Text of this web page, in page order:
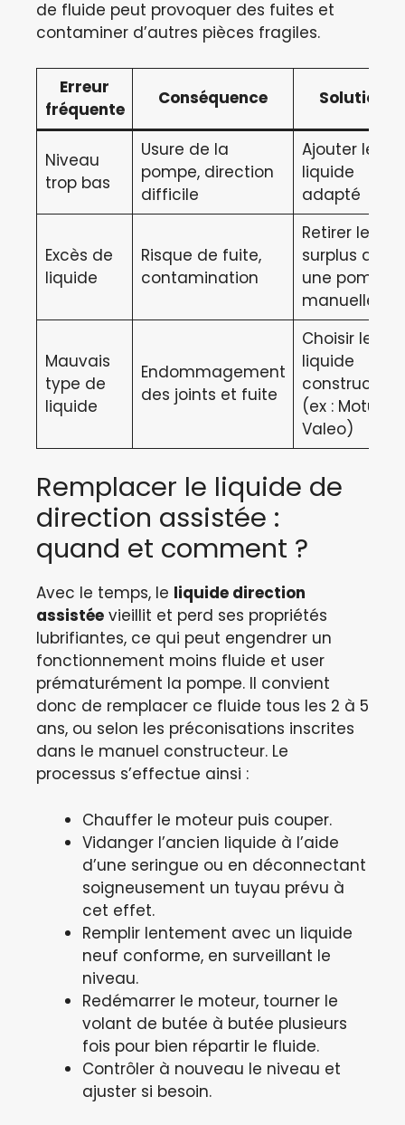
de fluide peut provoquer des fuites et
contaminer d’autres pièces fragiles.
Erreur
fréquente
Conséquence Solution
Niveau
trop bas
Usure de la
pompe, direction
difficile
Ajouter le
liquide
adapté
Excès de
liquide
Risque de fuite,
contamination
Retirer le
surplus avec
une pompe
manuelle
Mauvais
type de
liquide
Endommagement
des joints et fuite
Choisir le
liquide
constructeur
(ex : Motul,
Valeo)
Remplacer le liquide de
direction assistée :
quand et comment ?
Avec le temps, le liquide direction
assistée vieillit et perd ses propriétés
lubrifiantes, ce qui peut engendrer un
fonctionnement moins fluide et user
prématurément la pompe. Il convient
donc de remplacer ce fluide tous les 2 à 5
ans, ou selon les préconisations inscrites
dans le manuel constructeur. Le
processus s’effectue ainsi :
Chauffer le moteur puis couper.
Vidanger l’ancien liquide à l’aide
d’une seringue ou en déconnectant
soigneusement un tuyau prévu à
cet effet.
Remplir lentement avec un liquide
neuf conforme, en surveillant le
niveau.
Redémarrer le moteur, tourner le
volant de butée à butée plusieurs
fois pour bien répartir le fluide.
Contrôler à nouveau le niveau et
ajuster si besoin.